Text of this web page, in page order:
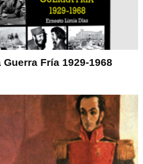
Fría 1929-1968